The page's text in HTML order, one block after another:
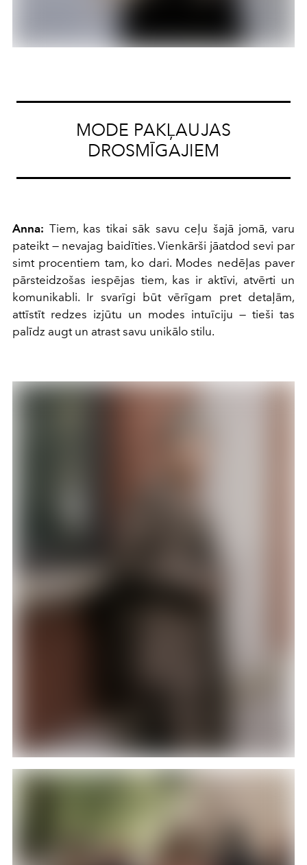
MODE PAKĻAUJAS
DROSMĪGAJIEM
Anna: Tiem, kas tikai sāk savu ceļu šajā jomā, varu
pateikt — nevajag baidīties. Vienkārši jāatdod sevi par
simt procentiem tam, ko dari. Modes nedēļas paver
pārsteidzošas iespējas tiem, kas ir aktīvi, atvērti un
komunikabli. Ir svarīgi būt vērīgam pret detaļām,
attīstīt redzes izjūtu un modes intuīciju — tieši tas
palīdz augt un atrast savu unikālo stilu.